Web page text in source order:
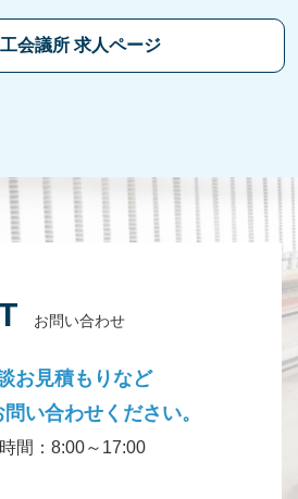
会議所 求人ページ
お問い合わせ
お見積もりなど
い合わせください。
間：8:00～17:00